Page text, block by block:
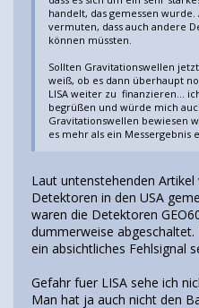
handelt, das gemessen
vermuten, dass auch andere
können müssten.
Sollten Gravitationswellen
weiß, ob es dann überhaupt
LISA weiter zu finanzieren...
begrüßen und würde mich
Gravitationswellen bewiesen
es mehr als ein Messergebnis
Laut untenstehenden Artikel
Detektoren in den USA
waren die Detektoren
dummerweise abgeschaltet.
ein absichtliches Fehlsignal
Gefahr fuer LISA sehe ich
Man hat ja auch nicht den